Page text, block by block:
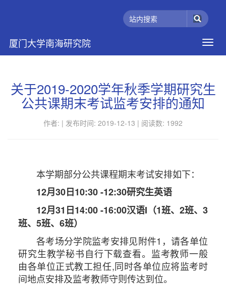
厦门大学南海研究院
关于2019-2020学年秋季学期研究生
公共课期末考试监考安排的通知
作者: | 发布时间: 2019-12-13 | 阅读数: 1992
本学期部分公共课程期末考试安排如下：
12月30日10:30 -12:30研究生英语
12月31日14:00 -16:00汉语I（1班、2班、3
班、5班、6班）
各考场分学院监考安排见附件1，请各单位
研究生教学秘书自行下载查看。监考教师一般
由各单位正式教工担任,同时各单位应将监考时
间地点安排及监考教师守则传达到位。